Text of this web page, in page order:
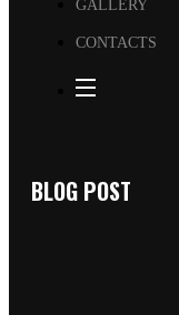
GALLERY
CONTACTS
BLOG POST